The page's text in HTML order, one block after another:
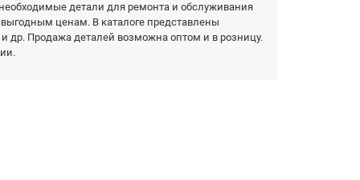
детали для ремонта и обслуживания
выгодным ценам. В каталоге представлены
др. Продажа деталей возможна оптом и в розницу.